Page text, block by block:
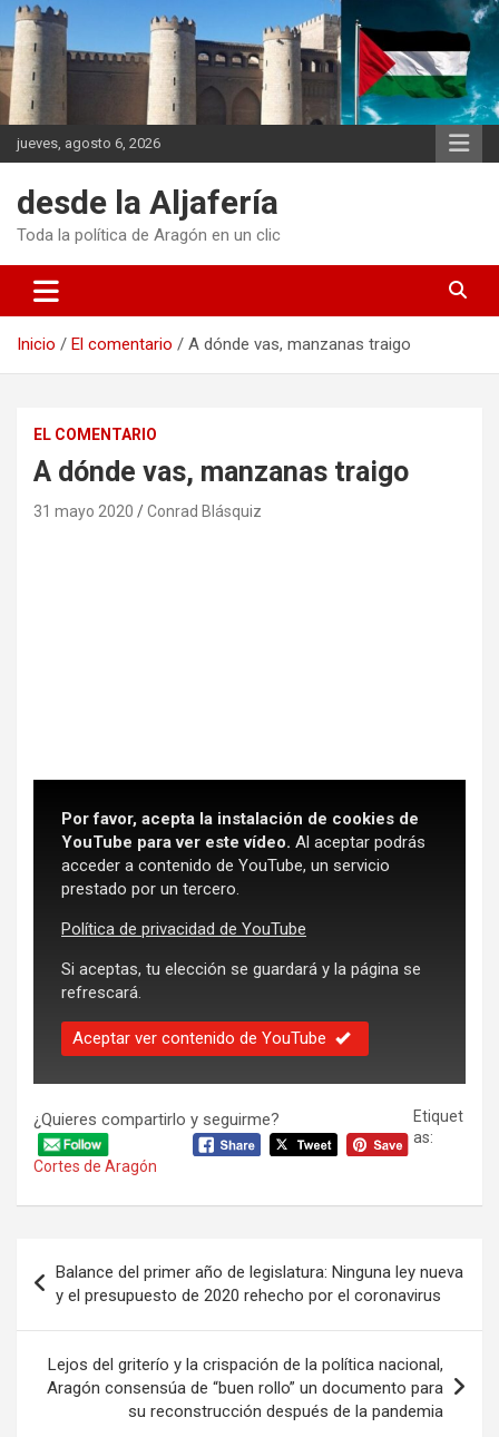
Saltar
contenido
jueves, agosto 6, 2026
desde la Aljafería
Toda la política de Aragón en un clic
Inicio El comentario A dónde vas, manzanas traigo
EL COMENTARIO
A dónde vas, manzanas traigo
31 mayo 2020 Conrad Blásquiz
Por favor, acepta la instalación de cookies de
YouTube para ver este vídeo. Al aceptar podrás
acceder a contenido de YouTube, un servicio
prestado por un tercero.
Política de privacidad de YouTube
Si aceptas, tu elección se guardará y la página se
refrescará.
Aceptar ver contenido de YouTube
¿Quieres compartirlo y seguirme?
Etiquet
as:
Cortes de Aragón
de
entradas
Balance del primer año de legislatura: Ninguna ley nueva
y el presupuesto de 2020 rehecho por el coronavirus
Lejos del griterío y la crispación de la política nacional,
Aragón consensúa de “buen rollo” un documento para
su reconstrucción después de la pandemia